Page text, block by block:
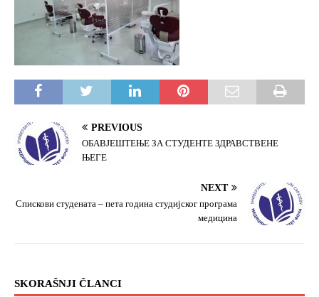
PREVIOUS
ОБАВЈЕШТЕЊЕ ЗА СТУДЕНТЕ ЗДРАВСТВЕНЕ
ЊЕГЕ
NEXT
Спискови студената – пета година студијског програма
медицина
SKORAŠNJI ČLANCI